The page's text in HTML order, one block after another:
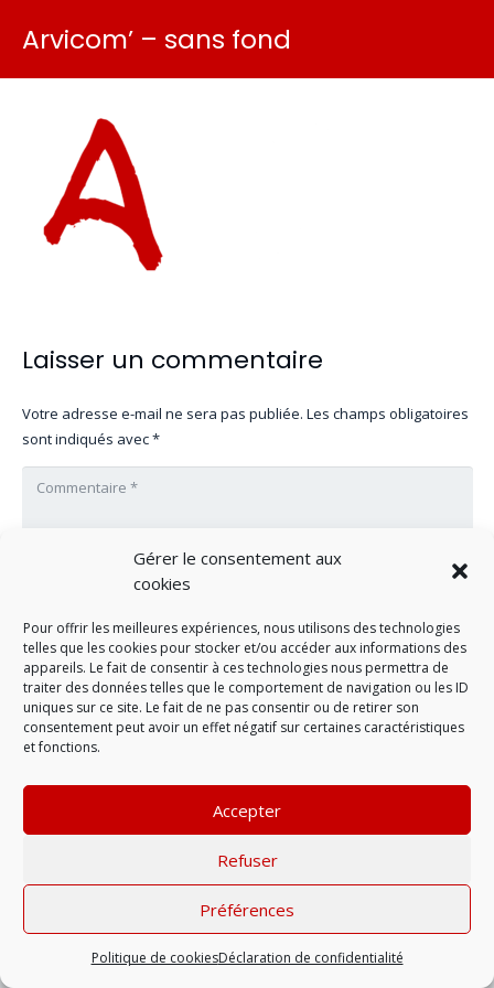
Gérer le consentement aux
cookies
Pour offrir les meilleures expériences, nous utilisons des technologies
telles que les cookies pour stocker et/ou accéder aux informations des
appareils. Le fait de consentir à ces technologies nous permettra de
traiter des données telles que le comportement de navigation ou les ID
uniques sur ce site. Le fait de ne pas consentir ou de retirer son
consentement peut avoir un effet négatif sur certaines caractéristiques
et fonctions.
Accepter
Refuser
Préférences
Politique de cookiesDéclaration de confidentialité
Arvicom’ – sans fond
Laisser un commentaire
Votre adresse e-mail ne sera pas publiée. Les champs obligatoires
sont indiqués avec*
LAISSER UN COMMENTAIRE
Mentions légales| © 2022 |
confidentialité